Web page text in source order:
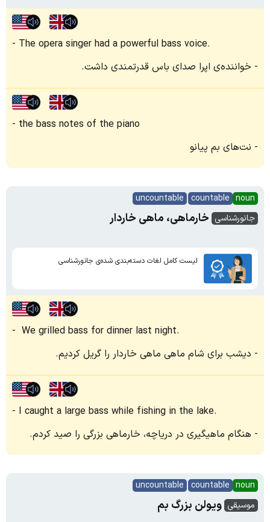
The opera singer had a powerful bass voice.
خواننده‌ی اپرا صدای باس قدرتمندی داشت.
the bass notes of the piano
نت‌های بم پیانو
noun
countable
uncountable
جانورشناسی خارماهی، ماهی خاردار
لیست کامل لغات دسته‌بندی شده‌ی جانورشناسی
We grilled bass for dinner last night.
دیشب برای شام ماهی ماهی خاردار را گریل کردیم.
I caught a large bass while fishing in the lake.
هنگام ماهیگیری در دریاچه، خارماهی بزرگی را صید کردم.
noun
countable
uncountable
موسیقی ویولن بزرگ بم